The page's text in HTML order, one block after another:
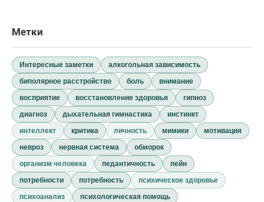
Метки
Интересные заметки
алкогольная зависимость
биполярное расстройство
боль
внимание
восприятие
восстановление здоровья
гипноз
диагноз
дыхательная гимнастика
инстинкт
интеллект
критика личность мимики
мотивация
невроз
нервная система
обморок
организм человека
педантичность
пейн
потребности
потребность
психическое здоровье
психоанализ
психологическая помощь